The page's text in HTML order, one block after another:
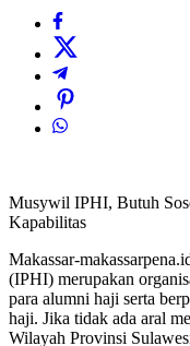
Musywil IPHI, Butuh
Kapabilitas
Makassar-
(IPHI) merupakan
para alumni haji serta
haji. Jika tidak ada aral
Wilayah Provinsi